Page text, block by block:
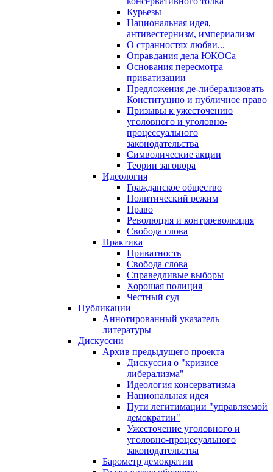
Курьезы
Национальная идея,
антивестернизм, империализм
О странностях любви...
Оправдания дела ЮКОСа
Основания пересмотра
приватизации
Предложения де-либерализовать
Конституцию и публичное право
Призывы к ужесточению
уголовного и уголовно-
процессуального
законодательства
Символические акции
Теории заговора
Идеология
Гражданское общество
Политический режим
Право
Революция и контрреволюция
Свобода слова
Практика
Приватность
Свобода слова
Справедливые выборы
Хорошая полиция
Честный суд
Публикации
Аннотированный указатель
литературы
Дискуссии
Архив предыдущего проекта
Дискуссия о "кризисе
либерализма"
Идеология консерватизма
Национальная идея
Пути легитимации "управляемой
демократии"
Ужесточение уголовного и
уголовно-процесуального
законодательства
Барометр демократии